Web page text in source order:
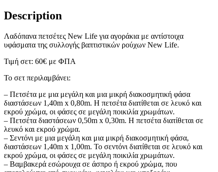
Description
Λαδόπανα πετσέτες New Life για αγοράκια με αντίστοιχα
υφάσματα της συλλογής βαπτιστικών ρούχων New Life.
Τιμή σετ: 60€ με ΦΠΑ
Το σετ περιλαμβάνει:
– Πετσέτα με μια μεγάλη και μια μικρή διακοσμητική φάσα
διαστάσεων 1,40m x 0,80m. Η πετσέτα διατίθεται σε λευκό και
εκρού χρώμα, οι φάσες σε μεγάλη ποικιλία χρωμάτων.
– Πετσέτα διαστάσεων 0,50m x 0,30m. Η πετσέτα διατίθεται σε
λευκό και εκρού χρώμα.
– Σεντόνι με μια μεγάλη και μια μικρή διακοσμητική φάσα,
διαστάσεων 1,40m x 1,00m. Το σεντόνι διατίθεται σε λευκό και
εκρού χρώμα, οι φάσες σε μεγάλη ποικιλία χρωμάτων.
– Βαμβακερά εσώρουχα σε άσπρο ή εκρού χρώμα, που